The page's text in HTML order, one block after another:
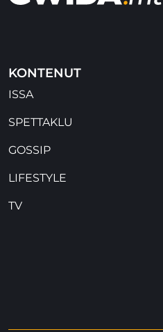
KONTENUT
ISSA
SPETTAKLU
GOSSIP
LIFESTYLE
TV